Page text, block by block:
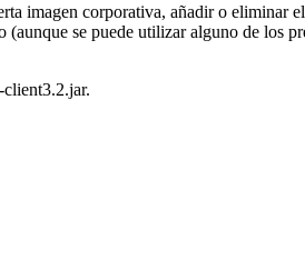
imagen corporativa, añadir o eliminar
se puede utilizar alguno de los